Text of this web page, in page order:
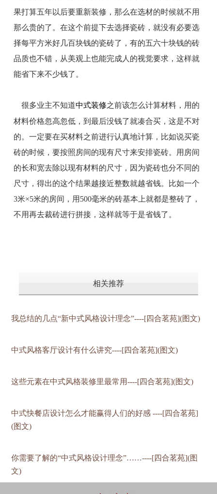
果打算五年以后要重新装修，那么在选材的时候就不用
那么贵的了。在这个前提下去选择瓷砖，就没有必要选
择每平方米好几百块钱的瓷砖了，有的五六十块钱的砖
品质也不错，从美观上也能完成人的视觉要求，这样就
能省下来不少钱了。
很多业主不知道中式装修之前该怎么计算材料，用的
材料价格忽高忽低，到最后没钱了就凑合买，这是不对
的。一定要在买材料之前进行认真地计算，比如说买瓷
砖的时候，要按照房间的现有尺寸来安排瓷砖。用房间
的长和宽去除以现有材料的尺寸，因为瓷砖也分不同的
尺寸，得出的这个结果越接近整数就越省钱。比如一个
3米×5米的房间，用500毫米的砖基本上就都是整砖了，
不用再去裁砖进行拼接，这样就等于是省钱了。
相关推荐
我总结的几点“新中式风格设计理念”----[四合茗苑](图文)
中式风格客厅设计有什么讲究----[四合茗苑](图文)
这些元素在中式风格装修里最常用----[四合茗苑](图文)
中式快餐店设计怎么才能赢得人们的好感 ----[四合茗苑]
(图文)
你需要了解的“中式风格设计理念”……----[四合茗苑](图
文)